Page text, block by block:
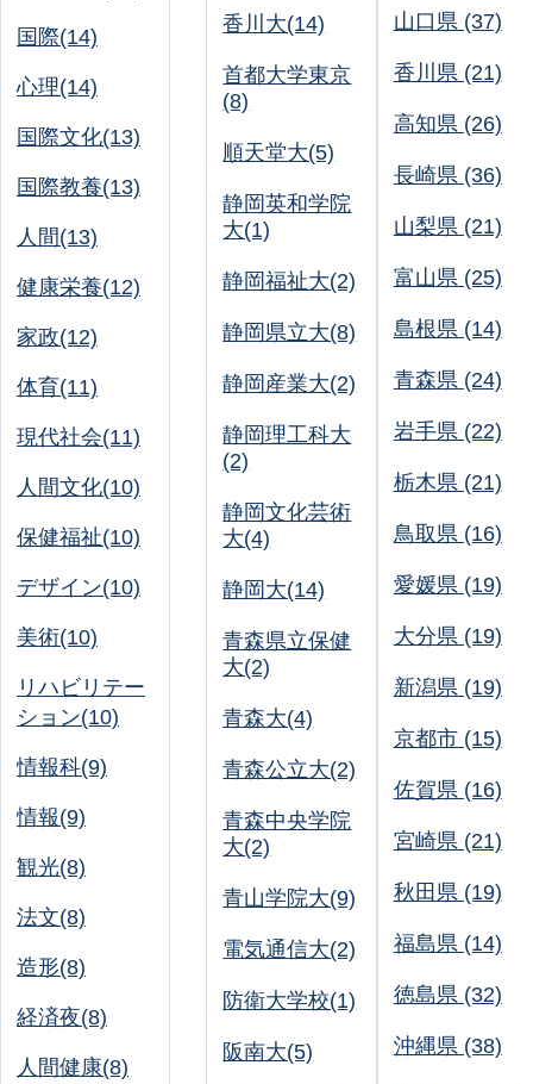
国際(14)
心理(14)
国際文化(13)
国際教養(13)
人間(13)
健康栄養(12)
家政(12)
体育(11)
現代社会(11)
人間文化(10)
保健福祉(10)
デザイン(10)
美術(10)
リハビリテー
ション(10)
情報科(9)
情報(9)
観光(8)
法文(8)
造形(8)
経済夜(8)
人間健康(8)
香川大(14)
首都大学東京
(8)
順天堂大(5)
静岡英和学院
大(1)
静岡福祉大(2)
静岡県立大(8)
静岡産業大(2)
静岡理工科大
(2)
静岡文化芸術
大(4)
静岡大(14)
青森県立保健
大(2)
青森大(4)
青森公立大(2)
青森中央学院
大(2)
青山学院大(9)
電気通信大(2)
防衛大学校(1)
阪南大(5)
山口県 (37)
香川県 (21)
高知県 (26)
長崎県 (36)
山梨県 (21)
富山県 (25)
島根県 (14)
青森県 (24)
岩手県 (22)
栃木県 (21)
鳥取県 (16)
愛媛県 (19)
大分県 (19)
新潟県 (19)
京都市 (15)
佐賀県 (16)
宮崎県 (21)
秋田県 (19)
福島県 (14)
徳島県 (32)
沖縄県 (38)